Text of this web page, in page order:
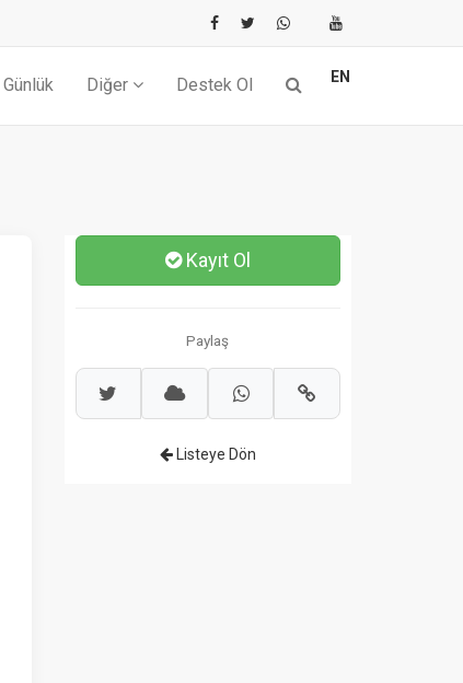
Günlük Diğer Destek Ol EN
Kayıt Ol
Paylaş
Listeye Dön